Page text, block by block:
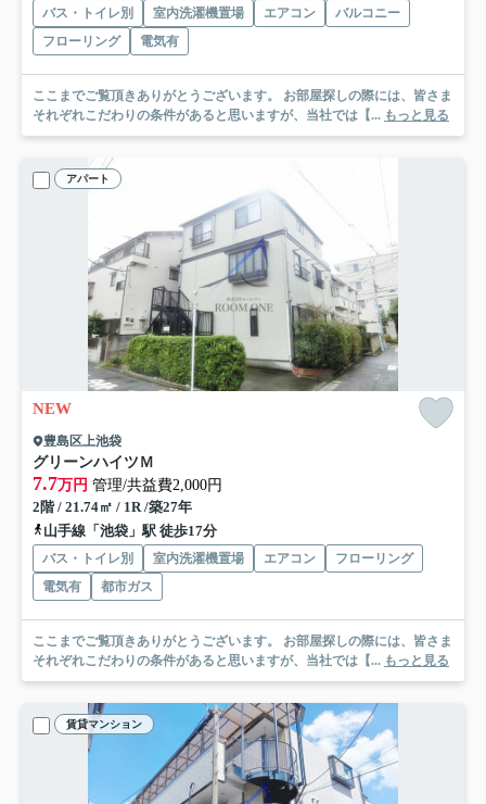
バス・トイレ別 室内洗濯機置場 エアコン
バルコニー
フローリング
電気有
ここまでご覧頂きありがとうございます。 お部屋探しの際には、皆さま
それぞれこだわりの条件があると思いますが、当社では【... もっと見る
アパート
NEW
豊島区上池袋
グリーンハイツＭ
7.7万円 管理/共益費2,000円
2階 / 21.74㎡ / 1R /築27年
山手線「池袋」駅 徒歩17分
バス・トイレ別 室内洗濯機置場 エアコン
フローリング
電気有
都市ガス
ここまでご覧頂きありがとうございます。 お部屋探しの際には、皆さま
それぞれこだわりの条件があると思いますが、当社では【... もっと見る
賃貸マンション